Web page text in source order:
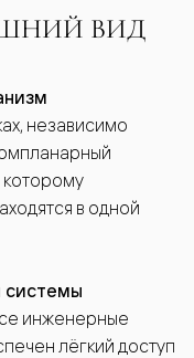
ВИД
независимо
в одной
системы
инженерные
лёгкий доступ